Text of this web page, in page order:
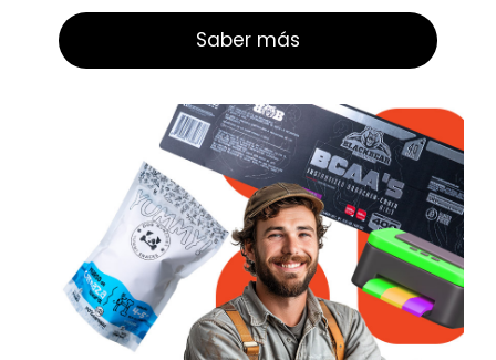
Saber más